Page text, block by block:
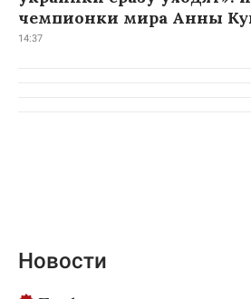
чемпионки мира Анны
14:37
Новости